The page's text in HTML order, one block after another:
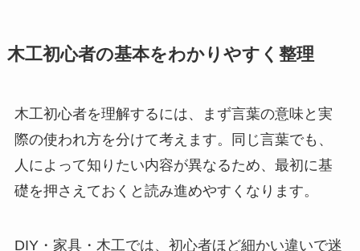
木工初心者の基本をわかりやすく整理
木工初心者を理解するには、まず言葉の意味と実
際の使われ方を分けて考えます。同じ言葉でも、
人によって知りたい内容が異なるため、最初に基
礎を押さえておくと読み進めやすくなります。
DIY・家具・木工では、初心者ほど細かい違いで迷